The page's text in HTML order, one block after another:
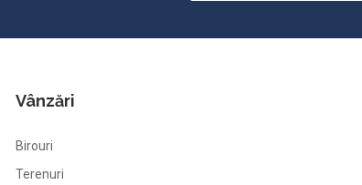
Vânzări
Birouri
Terenuri